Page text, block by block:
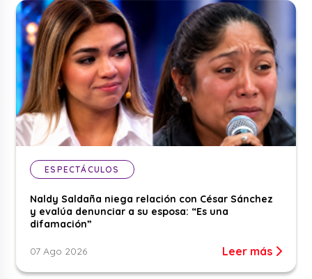
ESPECTÁCULOS
Naldy Saldaña niega relación con César Sánchez
y evalúa denunciar a su esposa: “Es una
difamación”
07 Ago 2026 Leer más